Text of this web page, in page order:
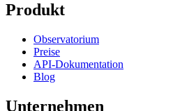
Produkt
Observatorium
Preise
API-Dokumentation
Blog
Unternehmen